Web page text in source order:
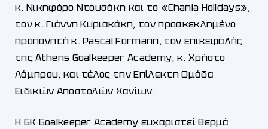
κ. Νικηφόρο Ντουσάκη και το «Chania Holidays»,
τον κ. Γιάννη Κυριακάκη, τον προσκεκλημένο
προπονητή κ. Pascal Formann, τον επικεφαλής
της Athens Goalkeeper Academy, κ. Χρήστο
Λάμπρου, και τέλος την Επίλεκτη Ομάδα
Ειδικών Αποστολών Χανίων.
Η GK Goalkeeper Academy ευχαριστεί θερμά